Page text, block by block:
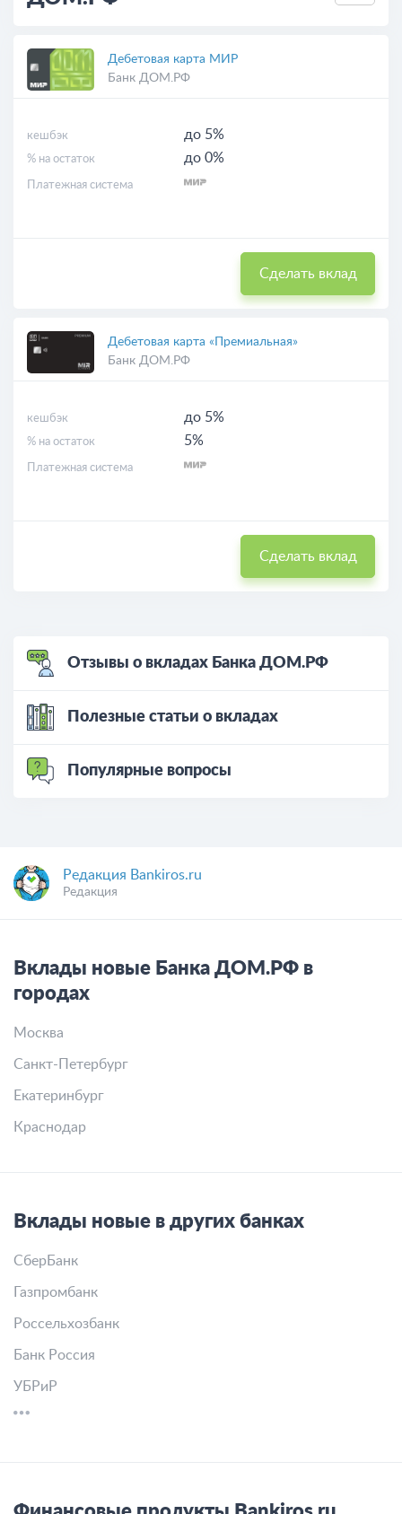
Дебетовая карта МИР
Банк ДОМ.РФ
кешбэк до 5%
% на остаток до 0%
Платежная система
Сделать вклад
Дебетовая карта «Премиальная»
Банк ДОМ.РФ
кешбэк до 5%
% на остаток 5%
Платежная система
Сделать вклад
Отзывы о вкладах Банка ДОМ.РФ
Полезные статьи о вкладах
Популярные вопросы
Редакция Bankiros.ru
Редакция
Вклады новые Банка ДОМ.РФ в
городах
Москва
Санкт-Петербург
Екатеринбург
Краснодар
Вклады новые в других банках
СберБанк
Газпромбанк
Россельхозбанк
Банк Россия
УБРиР